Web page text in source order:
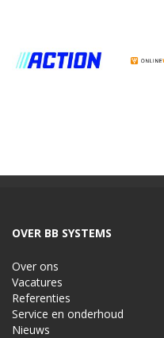
OVER BB SYSTEMS
Over ons
Vacatures
Referenties
Service en onderhoud
Nieuws